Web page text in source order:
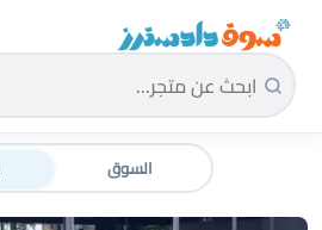
سوق دادسترز الرئيسية
السوق